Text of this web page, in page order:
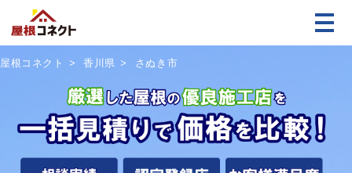
屋根コネクト 香川県 さぬき市